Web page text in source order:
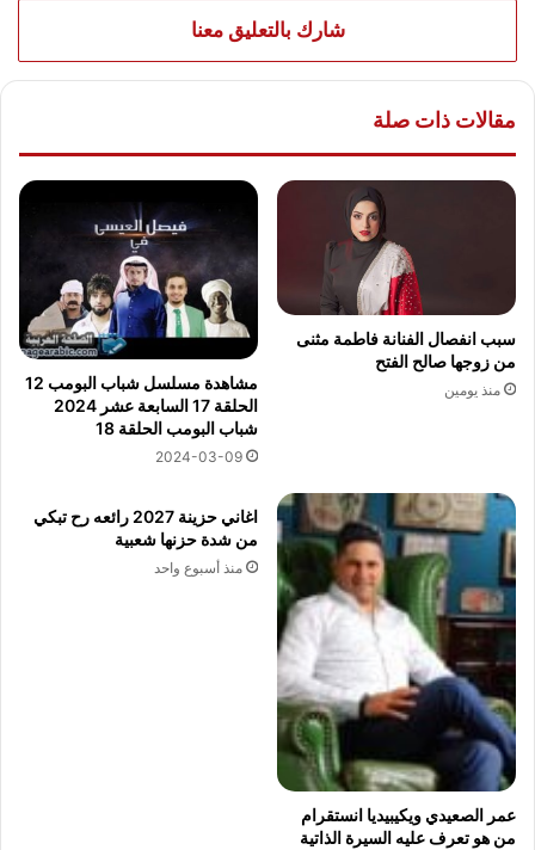
شارك بالتعليق معنا
مقالات ذات صلة
سبب انفصال الفنانة فاطمة مثنى
من زوجها صالح الفتح
منذ يومين
مشاهدة مسلسل شباب البومب 12
الحلقة 17 السابعة عشر 2024
شباب البومب الحلقة 18
2024-03-09
عمر الصعيدي ويكيبيديا انستقرام
من هو تعرف عليه السيرة الذاتية
اغاني حزينة 2027 رائعه رح تبكي
من شدة حزنها شعبية
منذ أسبوع واحد